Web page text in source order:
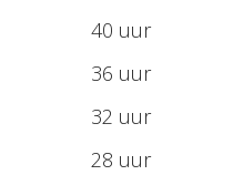
40 uur
36 uur
32 uur
28 uur